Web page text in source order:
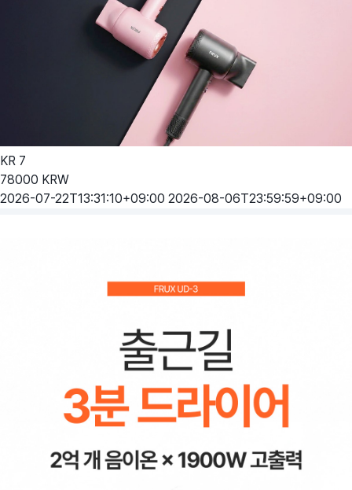
KR 7
78000 KRW
2026-07-22T13:31:10+09:00 2026-08-06T23:59:59+09:00